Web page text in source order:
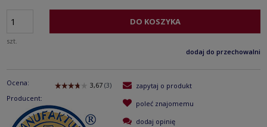
szt.
DO KOSZYKA
dodaj do przechowalni
Ocena:
Producent:
zapytaj o produkt
poleć znajomemu
dodaj opinię